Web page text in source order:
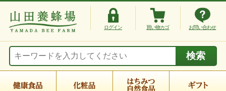
ログイン 買い物カゴ お問い合わせ